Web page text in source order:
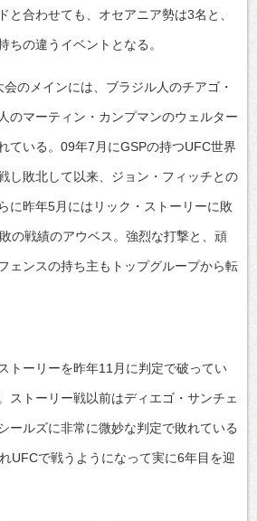
と合わせても、オセアニア勢は3名と、
ちの違うイベントとなる。
のメインには、ブラジル人のチアゴ・
のマーティン・カンプマンのウェルター
ている。09年7月にGSPの持つUFC世界
し敗北して以来、ジョン・フィッチとの
に昨年5月にはリック・ストーリーに敗
の戦績のアウベス。強烈な打撃と、頑
ェンスの持ち主もトップグループから転
トーリーを昨年11月に判定で破ってい
ストーリー戦以前はディエゴ・サンチェ
ールズに非常に微妙な判定で敗れている
UFCで戦うようになって実に6年目を迎